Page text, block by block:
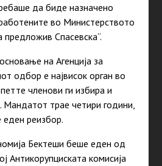
да биде назначено
во Министерството
предложив Спасевска“.
на Агенција за
одбор е највисок орган во
членови ги избира и
Мандатот трае четири години,
реизбор.
Бектеши беше еден од
Антикорупциската комисија